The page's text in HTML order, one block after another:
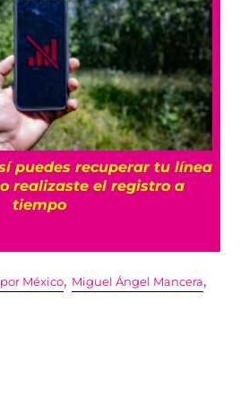
puedes recuperar tu línea
realizaste el registro a
tiempo
México, Miguel Ángel Mancera,